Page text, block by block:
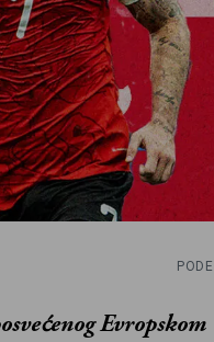
Evropskom